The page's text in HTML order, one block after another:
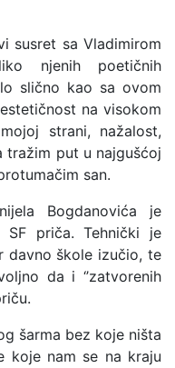
susret sa Vladimirom
njenih poetičnih
slično kao sa ovom
na visokom
strani, nažalost,
tražim put u najgušćoj
san.
Bogdanovića je
SF priča. Tehnički je
davno škole izučio, te
da i ‘’zatvorenih
šarma bez koje ništa
koje nam se na kraju